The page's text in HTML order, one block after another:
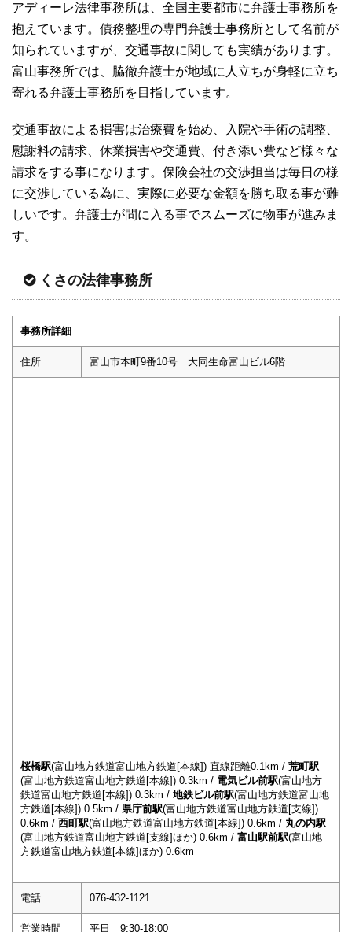
アディーレ法律事務所は、全国主要都市に弁護士事務所を
抱えています。債務整理の専門弁護士事務所として名前が
知られていますが、交通事故に関しても実績があります。
富山事務所では、脇徹弁護士が地域に人立ちが身軽に立ち
寄れる弁護士事務所を目指しています。
交通事故による損害は治療費を始め、入院や手術の調整、
慰謝料の請求、休業損害や交通費、付き添い費など様々な
請求をする事になります。保険会社の交渉担当は毎日の様
に交渉している為に、実際に必要な金額を勝ち取る事が難
しいです。弁護士が間に入る事でスムーズに物事が進みま
す。
くさの法律事務所
事務所詳細
住所 富山市本町9番10号 大同生命富山ビル6階
桜橋駅(富山地方鉄道富山地方鉄道[本線]) 直線距離0.1km / 荒町駅
(富山地方鉄道富山地方鉄道[本線]) 0.3km / 電気ビル前駅(富山地方
鉄道富山地方鉄道[本線]) 0.3km / 地鉄ビル前駅(富山地方鉄道富山地
方鉄道[本線]) 0.5km / 県庁前駅(富山地方鉄道富山地方鉄道[支線])
0.6km / 西町駅(富山地方鉄道富山地方鉄道[本線]) 0.6km / 丸の内駅
(富山地方鉄道富山地方鉄道[支線]ほか) 0.6km / 富山駅前駅(富山地
方鉄道富山地方鉄道[本線]ほか) 0.6km
電話 076-432-1121
営業時間 平日 9:30-18:00